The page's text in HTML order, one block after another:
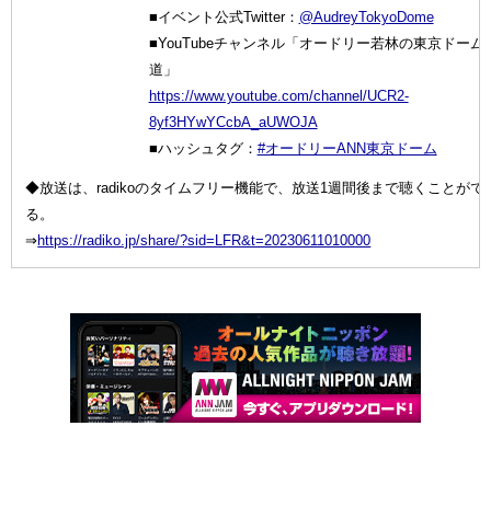
■イベント公式Twitter： @AudreyTokyoDome
■YouTubeチャンネル「オードリー若林の東京ドーム
道」
https://www.youtube.com/channel/UCR2-
8yf3HYwYCcbA_aUWOJA
■ハッシュタグ： #オードリーANN東京ドーム
◆放送は、radikoのタイムフリー機能で、放送1週間後まで聴くことがで
る。
⇒https://radiko.jp/share/?sid=LFR&t=20230611010000